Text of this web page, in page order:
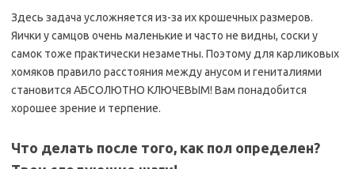
Здесь задача усложняется из-за их крошечных размеров.
Яички у самцов очень маленькие и часто не видны, соски у
самок тоже практически незаметны. Поэтому для карликовых
хомяков правило расстояния между анусом и гениталиями
становится АБСОЛЮТНО КЛЮЧЕВЫМ! Вам понадобится
хорошее зрение и терпение.
Что делать после того, как пол определен?